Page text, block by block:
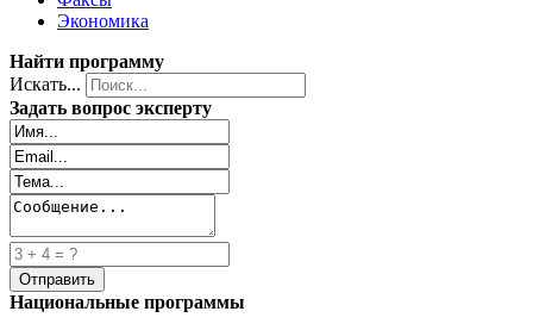
Экономика
Найти программу
Искать...
Задать вопрос эксперту
Национальные программы